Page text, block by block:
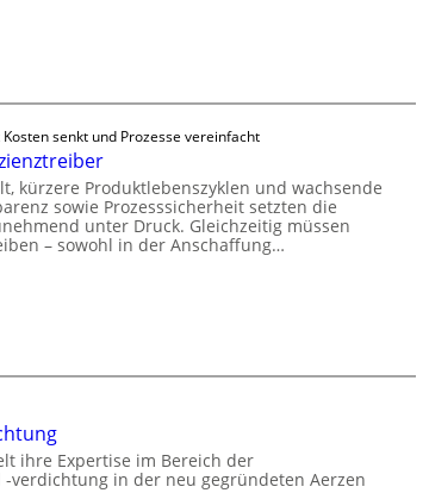
senkt und Prozesse vereinfacht
kürzere Produktlebenszyklen und wachsende
sowie Prozesssicherheit setzten die
unter Druck. Gleichzeitig müssen
– sowohl in der Anschaffung…
ihre Expertise im Bereich der
-verdichtung in der neu gegründeten Aerzen